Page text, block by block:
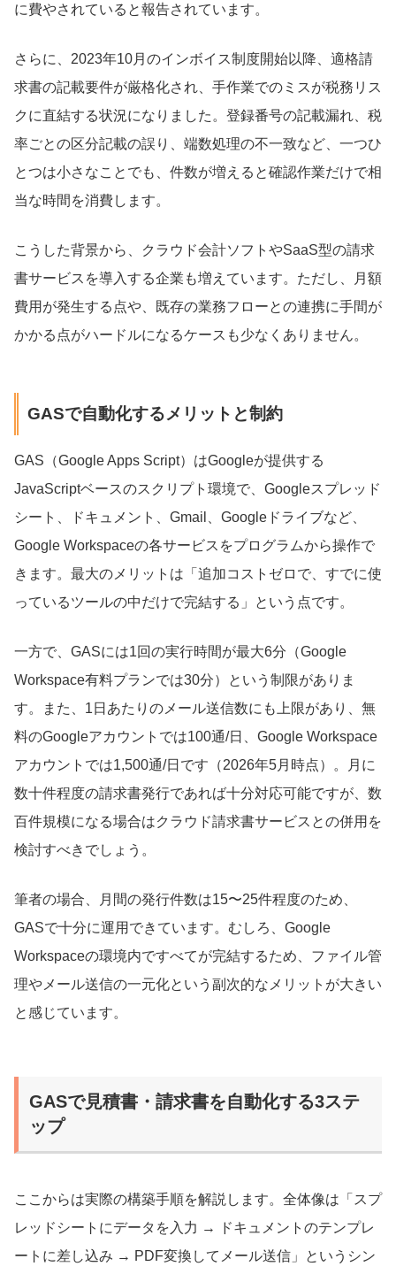
に費やされていると報告されています。
さらに、2023年10月のインボイス制度開始以降、適格請
求書の記載要件が厳格化され、手作業でのミスが税務リス
クに直結する状況になりました。登録番号の記載漏れ、税
率ごとの区分記載の誤り、端数処理の不一致など、一つひ
とつは小さなことでも、件数が増えると確認作業だけで相
当な時間を消費します。
こうした背景から、クラウド会計ソフトやSaaS型の請求
書サービスを導入する企業も増えています。ただし、月額
費用が発生する点や、既存の業務フローとの連携に手間が
かかる点がハードルになるケースも少なくありません。
GASで自動化するメリットと制約
GAS（Google Apps Script）はGoogleが提供する
JavaScriptベースのスクリプト環境で、Googleスプレッド
シート、ドキュメント、Gmail、Googleドライブなど、
Google Workspaceの各サービスをプログラムから操作で
きます。最大のメリットは「追加コストゼロで、すでに使
っているツールの中だけで完結する」という点です。
一方で、GASには1回の実行時間が最大6分（Google
Workspace有料プランでは30分）という制限がありま
す。また、1日あたりのメール送信数にも上限があり、無
料のGoogleアカウントでは100通/日、Google Workspace
アカウントでは1,500通/日です（2026年5月時点）。月に
数十件程度の請求書発行であれば十分対応可能ですが、数
百件規模になる場合はクラウド請求書サービスとの併用を
検討すべきでしょう。
筆者の場合、月間の発行件数は15〜25件程度のため、
GASで十分に運用できています。むしろ、Google
Workspaceの環境内ですべてが完結するため、ファイル管
理やメール送信の一元化という副次的なメリットが大きい
と感じています。
GASで見積書・請求書を自動化する3ステ
ップ
ここからは実際の構築手順を解説します。全体像は「スプ
レッドシートにデータを入力 → ドキュメントのテンプレ
ートに差し込み → PDF変換してメール送信」というシン